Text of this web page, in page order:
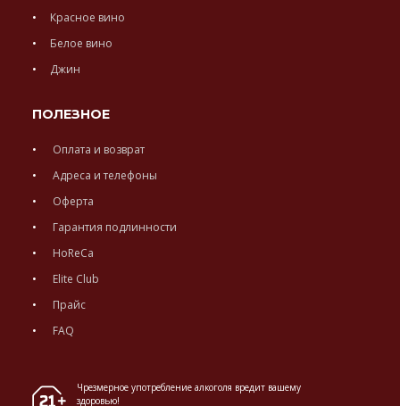
Красное вино
Белое вино
Джин
ПОЛЕЗНОЕ
Оплата и возврат
Адреса и телефоны
Оферта
Гарантия подлинности
HoReCa
Elite Club
Прайс
FAQ
Чрезмерное употребление алкоголя вредит вашему
здоровью!